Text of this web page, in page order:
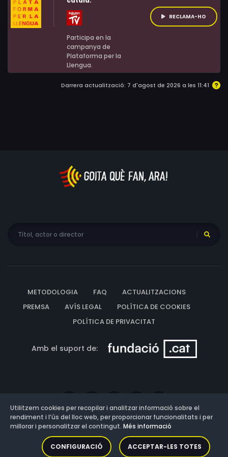
Participa en la
campanya de
Plataforma per la
Llengua.
RECLAMA-HO
Darrera actualització: 7 d'agost de 2026 a les 11:41
METODOLOGIA FAQ
ACTUALITZACIONS
PREMSA
AVÍS LEGAL
POLÍTICA DE COOKIES
POLÍTICA DE PRIVACITAT
Amb el suport de:
Versió: 3.13.0.202607011342
Utilitzem cookies per recopilar i analitzar informació sobre el
rendiment i l’ús del lloc web, per proporcionar funcionalitats i per
millorar i personalitzar el contingut. Més informació
CONFIGURACIÓ ACCEPTAR-LES TOTES